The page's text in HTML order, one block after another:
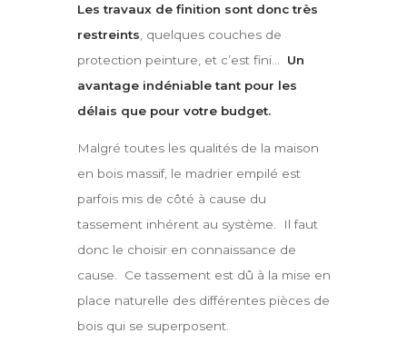
Les travaux de finition sont donc très
restreints , quelques couches de
protection peinture, et c’est fini… Un
avantage indéniable tant pour les
délais que pour votre budget.
Malgré toutes les qualités de la maison
en bois massif, le madrier empilé est
parfois mis de côté à cause du
tassement inhérent au système. Il faut
donc le choisir en connaissance de
cause. Ce tassement est dû à la mise en
place naturelle des différentes pièces de
bois qui se superposent.